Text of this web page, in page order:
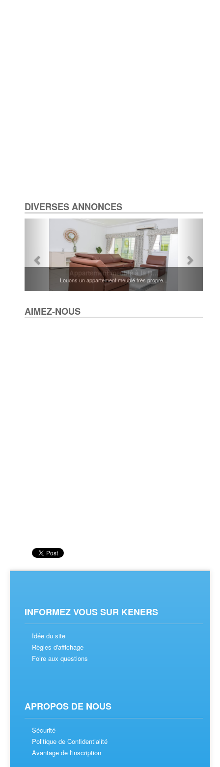
DIVERSES ANNONCES
Appartement meublé à la R...
Louons un appartement meublé très propre...
AIMEZ-NOUS
INFORMEZ VOUS SUR KENERS
Idée du site
Règles d'affichage
Foire aux questions
APROPOS DE NOUS
Sécurité
Politique de Confidentialité
Avantage de l'inscription